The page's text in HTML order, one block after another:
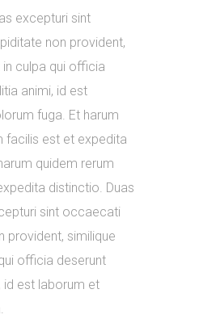
excepturi sint
non provident,
in culpa qui officia
animi, id est
fuga. Et harum
facilis est et expedita
quidem rerum
distinctio. Duas
sint occaecati
provident, similique
officia deserunt
id est laborum et